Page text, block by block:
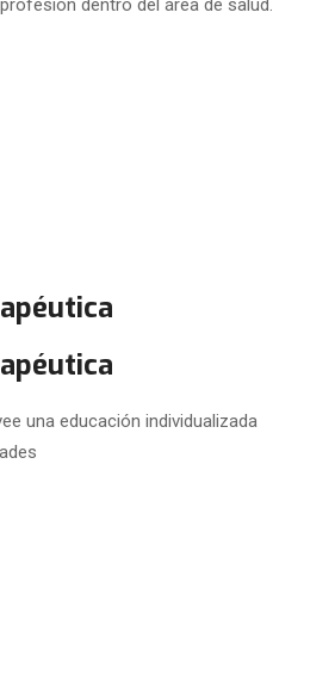
dentro del área de salud.
una educación individualizada